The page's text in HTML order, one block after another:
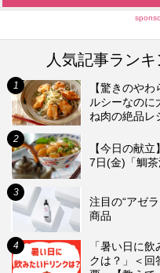
人気記事ラン
【驚きのや
ルシーなのに
ね肉の絶品レ
【今日の献
7日(金)「鯛茶
注目の“アゼ
商品
「暑い日に
クは？」＜回